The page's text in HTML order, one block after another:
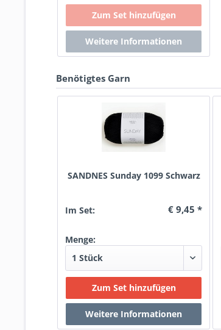
Benötigtes Garn
SANDNES Sunday 1099 Schwarz
Im Set: € 9,45 *
Menge: